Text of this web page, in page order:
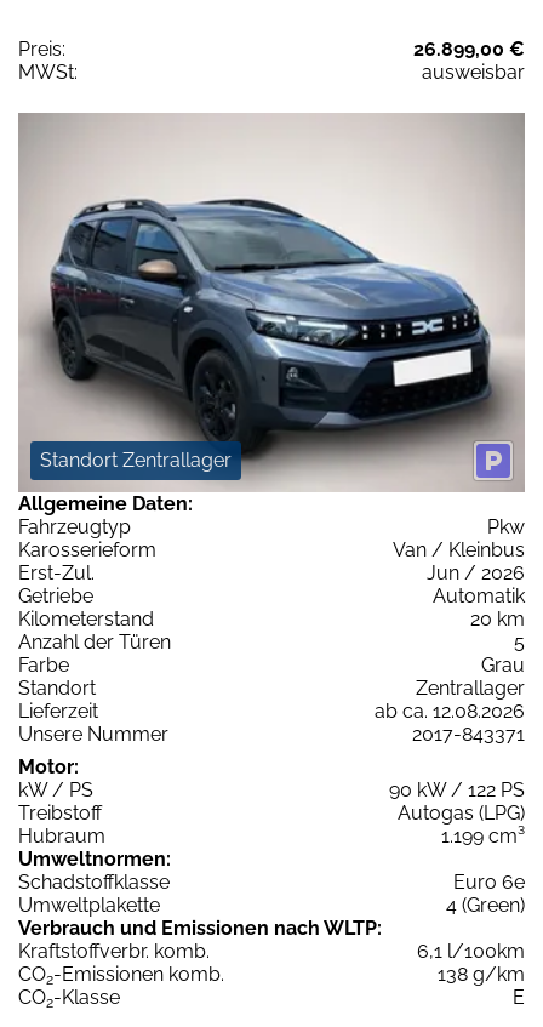
Preis:
26.899,00 €
MWSt:
ausweisbar
Standort Zentrallager
Allgemeine Daten:
Fahrzeugtyp
Pkw
Karosserieform
Van / Kleinbus
Erst-Zul.
Jun / 2026
Getriebe
Automatik
Kilometerstand
20 km
Anzahl der Türen
5
Farbe
Grau
Standort
Zentrallager
Lieferzeit
ab ca. 12.08.2026
Unsere Nummer
2017-843371
Motor:
kW / PS
90 kW / 122 PS
Treibstoff
Autogas (LPG)
Hubraum
1.199 cm³
Umweltnormen:
Schadstoffklasse
Euro 6e
Umweltplakette
4 (Green)
Verbrauch und Emissionen nach WLTP:
Kraftstoffverbr. komb.
6,1 l/100km
CO2-Emissionen komb.
138 g/km
CO2-Klasse
E